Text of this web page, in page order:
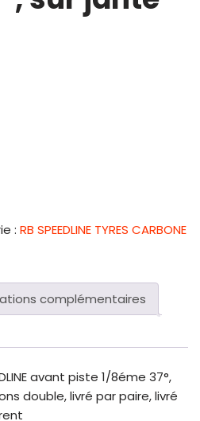
: RB SPEEDLINE TYRES CARBONE
complémentaires
avant piste 1/8éme 37°,
double, livré par paire, livré